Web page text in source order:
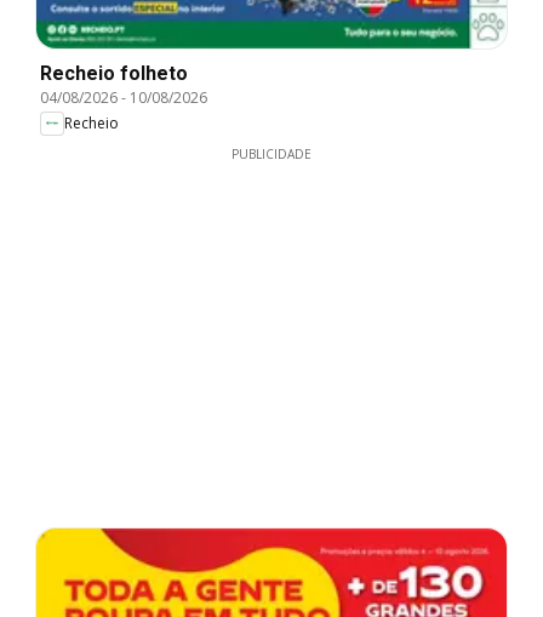
Recheio folheto
04/08/2026- 10/08/2026
Recheio
PUBLICIDADE